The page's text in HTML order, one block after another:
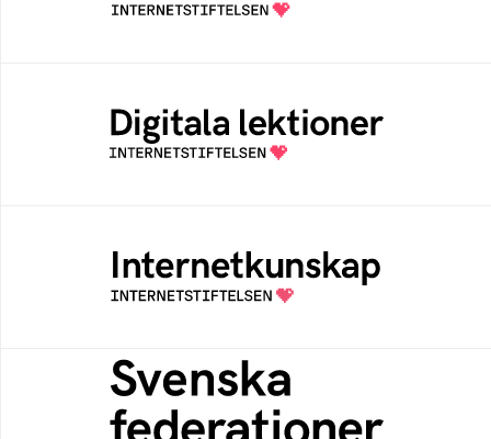
av Internetstiftelsen
Öppen digital lärresurs med färdiga lektioner
för alla stadier i grundskolan
Samlad kunskap som hjälper dig att bli en
säker och medveten internetanvändare
Svenska federationer
Grunden för medlemskap i en sektors- eller
kontextspecifik federation